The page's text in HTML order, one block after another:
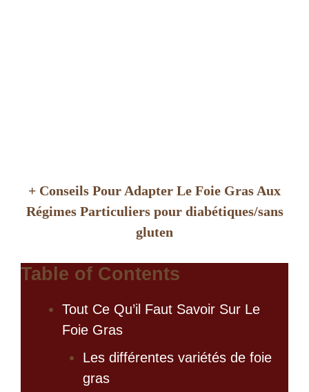
+ Conseils Pour Adapter Le Foie Gras Aux
Régimes Particuliers pour diabétiques/sans
gluten
Table of Contents
Tout Ce Qu’il Faut Savoir Sur Le
Foie Gras
Les différentes variétés de foie
gras